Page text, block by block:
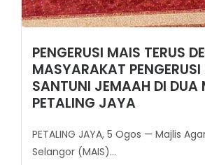
PENGERUSI MAIS TERUS
MASYARAKAT
SANTUNI JEMAAH DI DUA
PETALING JAYA
PETALING JAYA, 5 Ogos — Majlis
Selangor (MAIS)...